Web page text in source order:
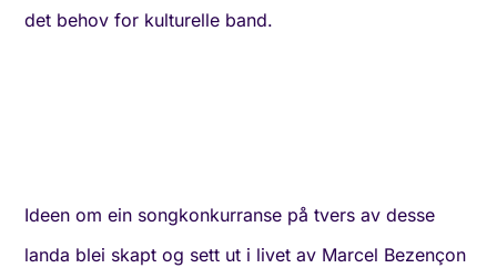
det behov for kulturelle band.
Ideen om ein songkonkurranse på tvers av desse
landa blei skapt og sett ut i livet av Marcel Bezençon